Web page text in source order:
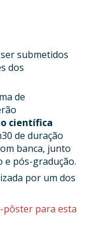
submetidos
dos
de
científica
de duração
banca, junto
e pós-gradução.
por um dos
pôster para esta